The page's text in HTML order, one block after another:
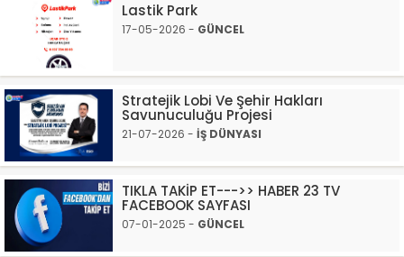
Lastik Park
17-05-2026 - GÜNCEL
Stratejik Lobi Ve Şehir Hakları
Savunuculuğu Projesi
21-07-2026 - İŞ DÜNYASI
TIKLA TAKİP ET--->> HABER 23 TV
FACEBOOK SAYFASI
07-01-2025 - GÜNCEL